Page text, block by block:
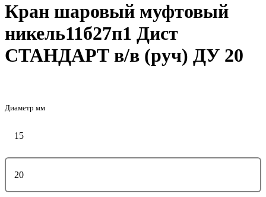
Кран шаровый муфтовый
никель11б27п1 Дист
СТАНДАРТ в/в (руч) ДУ 20
Диаметр мм
15
20